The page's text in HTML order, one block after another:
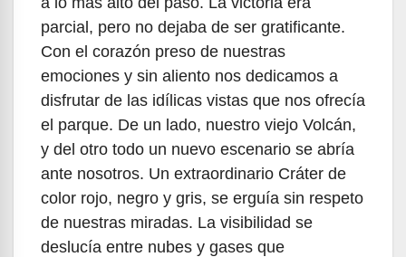
parcial, pero no dejaba de ser gratificante.
Con el corazón preso de nuestras
emociones y sin aliento nos dedicamos a
disfrutar de las idílicas vistas que nos ofrecía
el parque. De un lado, nuestro viejo Volcán,
y del otro todo un nuevo escenario se abría
ante nosotros. Un extraordinario Cráter de
color rojo, negro y gris, se erguía sin respeto
de nuestras miradas. La visibilidad se
deslucía entre nubes y gases que